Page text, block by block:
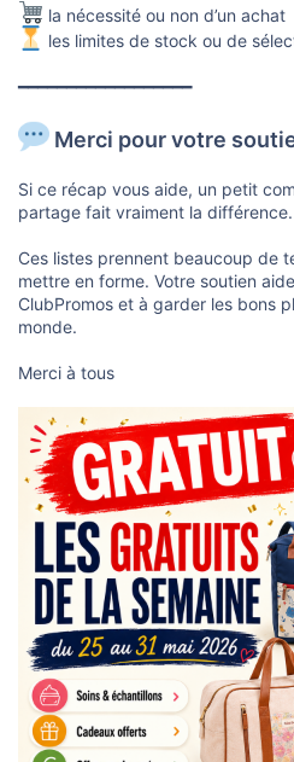
la nécessité ou non d’un achat
les limites de stock ou de
━━━━━━━━━━━━━━━━━━
Merci pour votre
Si ce récap vous aide, un petit
partage fait vraiment la différence.
Ces listes prennent beaucoup de
mettre en forme. Votre soutien
ClubPromos et à garder les bons
monde.
Merci à tous